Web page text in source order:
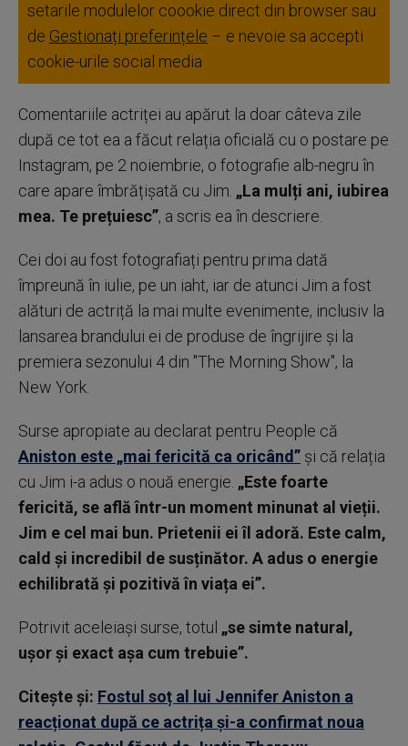
setarile modulelor coookie direct din browser sau
de Gestionați preferințele – e nevoie sa accepti
cookie-urile social media
Comentariile actriței au apărut la doar câteva zile
după ce tot ea a făcut relația oficială cu o postare pe
Instagram, pe 2 noiembrie, o fotografie alb-negru în
care apare îmbrățișată cu Jim. „La mulți ani, iubirea
mea. Te prețuiesc”, a scris ea în descriere.
Cei doi au fost fotografiați pentru prima dată
împreună în iulie, pe un iaht, iar de atunci Jim a fost
alături de actriță la mai multe evenimente, inclusiv la
lansarea brandului ei de produse de îngrijire și la
premiera sezonului 4 din "The Morning Show", la
New York.
Surse apropiate au declarat pentru People că
Aniston este „mai fericită ca oricând” și că relația
cu Jim i-a adus o nouă energie. „Este foarte
fericită, se află într-un moment minunat al vieții.
Jim e cel mai bun. Prietenii ei îl adoră. Este calm,
cald și incredibil de susținător. A adus o energie
echilibrată și pozitivă în viața ei”.
Potrivit aceleiași surse, totul „se simte natural,
ușor și exact așa cum trebuie”.
Citește și: Fostul soț al lui Jennifer Aniston a
reacționat după ce actrița și-a confirmat noua